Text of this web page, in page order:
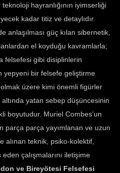
hayranlığının iyimserliği
kadar titiz ve detaylıdır.
anlaşılması güç kılan sibernetik,
el koyduğu kavramlarla;
felsefesi gibi disiplinlerin
yepyeni bir felsefe geliştirme
üzere kimi önemli figürler
altında yatan sebep düşüncesinin
boyutudur. Muriel Combes’un
parça parça yayımlanan ve uzun
alınan teknik, psiko-kolektif,
çalışmalarını iletişime
ve Bireyötesi Felsefesi